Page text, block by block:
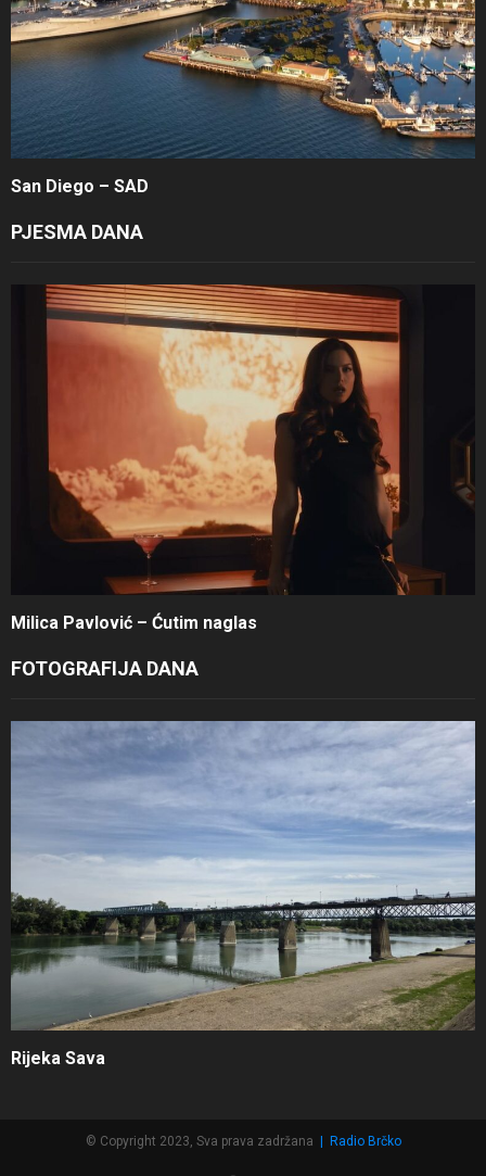
San Diego – SAD
PJESMA DANA
Milica Pavlović – Ćutim naglas
FOTOGRAFIJA DANA
Rijeka Sava
© Copyright 2023, Sva prava zadržana Radio Brčko